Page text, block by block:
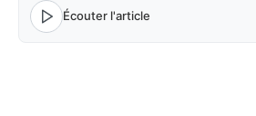
Écouter l'article